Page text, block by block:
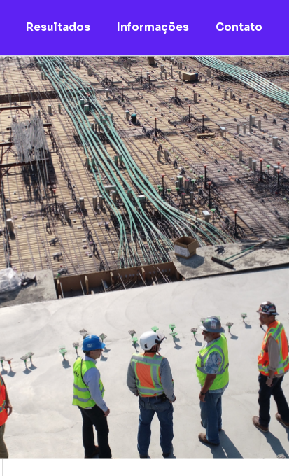
Resultados Informações Contato